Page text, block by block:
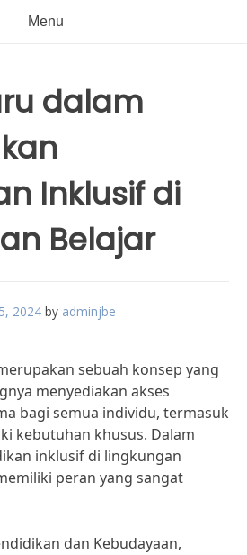
Menu
dalam
Inklusif di
Belajar
2024 by adminjbe
sebuah konsep yang
menyediakan akses
bagi semua individu, termasuk
kebutuhan khusus. Dalam
inklusif di lingkungan
peran yang sangat
dan Kebudayaan,